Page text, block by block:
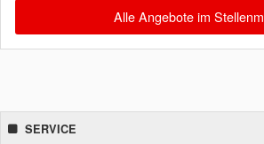
Alle Angebote im
SERVICE